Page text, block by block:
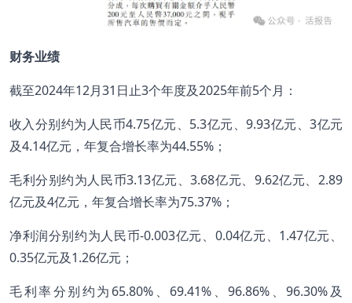
财务业绩
截至2024年12月31日止3个年度及2025年前5个月：
收入分别约为人民币4.75亿元、5.3亿元、9.93亿元、3亿元
及4.14亿元，年复合增长率为44.55%；
毛利分别约为人民币3.13亿元、3.68亿元、9.62亿元、2.89
亿元及4亿元，年复合增长率为75.37%；
净利润分别约为人民币-0.003亿元、0.04亿元、1.47亿元、
0.35亿元及1.26亿元；
毛利率分别约为65.80%、69.41%、96.86%、96.30%及